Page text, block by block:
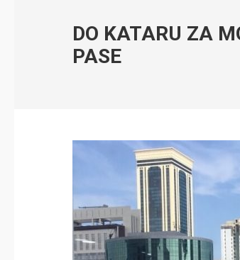
DO KATARU ZA
PASE